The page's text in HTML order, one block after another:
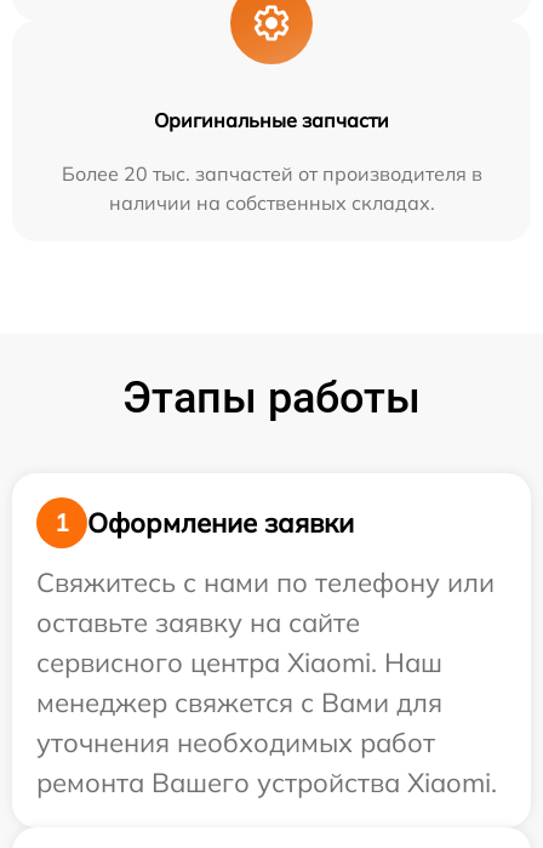
Оригинальные запчасти
Более 20 тыс. запчастей от производителя в
наличии на собственных складах.
Этапы работы
1
Оформление заявки
Свяжитесь с нами по телефону или
оставьте заявку на сайте
сервисного центра Xiaomi. Наш
менеджер свяжется с Вами для
уточнения необходимых работ
ремонта Вашего устройства Xiaomi.